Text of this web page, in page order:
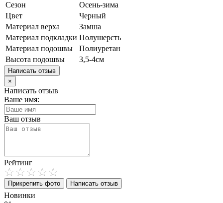
Сезон
Осень-зима
Цвет
Черный
Материал верха
Замша
Материал подкладки Полушерсть
Материал подошвы
Полиуретан
Высота подошвы
3,5-4см
Написать отзыв
×
Написать отзыв
Ваше имя:
Ваш отзыв
Рейтинг
Прикрепить фото Написать отзыв
Новинки